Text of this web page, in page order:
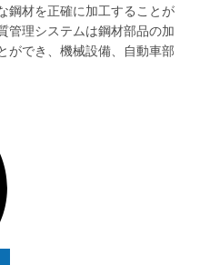
鋼材を正確に加工することが
管理システムは鋼材部品の加
ができ、機械設備、自動車部